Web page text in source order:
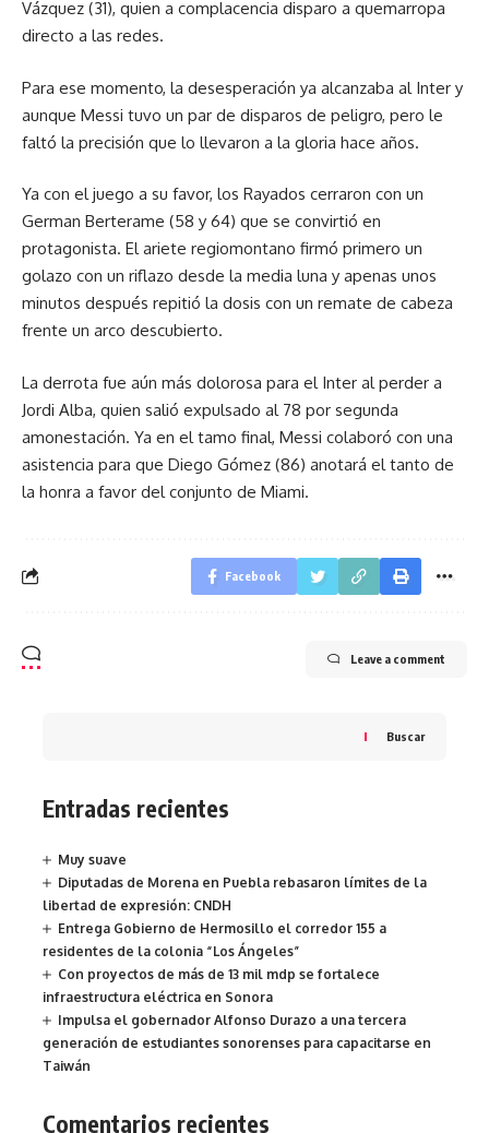
Vázquez (31), quien a complacencia disparo a quemarropa
directo a las redes.
Para ese momento, la desesperación ya alcanzaba al Inter y
aunque Messi tuvo un par de disparos de peligro, pero le
faltó la precisión que lo llevaron a la gloria hace años.
Ya con el juego a su favor, los Rayados cerraron con un
German Berterame (58 y 64) que se convirtió en
protagonista. El ariete regiomontano firmó primero un
golazo con un riflazo desde la media luna y apenas unos
minutos después repitió la dosis con un remate de cabeza
frente un arco descubierto.
La derrota fue aún más dolorosa para el Inter al perder a
Jordi Alba, quien salió expulsado al 78 por segunda
amonestación. Ya en el tamo final, Messi colaboró con una
asistencia para que Diego Gómez (86) anotará el tanto de
la honra a favor del conjunto de Miami.
Facebook
Leave a comment
Buscar
Entradas recientes
Muy suave
Diputadas de Morena en Puebla rebasaron límites de la
libertad de expresión: CNDH
Entrega Gobierno de Hermosillo el corredor 155 a
residentes de la colonia “Los Ángeles”
Con proyectos de más de 13 mil mdp se fortalece
infraestructura eléctrica en Sonora
Impulsa el gobernador Alfonso Durazo a una tercera
generación de estudiantes sonorenses para capacitarse en
Taiwán
Comentarios recientes